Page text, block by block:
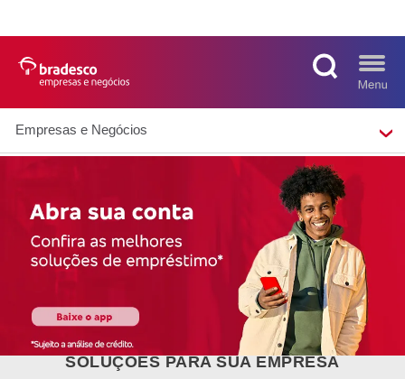
Empresas e Negócios
RECENTES
SOLUÇÕES PARA SUA EMPRESA